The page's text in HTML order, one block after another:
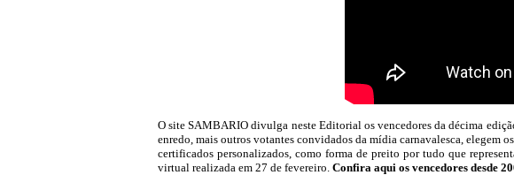
O site SAMBARIO divulga neste Editorial os vencedores da décima
enredo, mais outros votantes convidados da mídia carnavalesca, elegem
certificados personalizados, como forma de preito por tudo que
virtual realizada em 27 de fevereiro. Confira aqui os vencedores desde